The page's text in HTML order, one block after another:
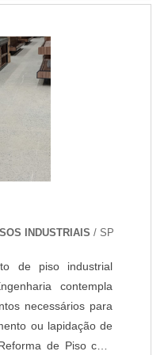
sendo pela perda
INDUSTRIAIS / SP
de piso industrial
contempla
necessários para
ou lapidação de